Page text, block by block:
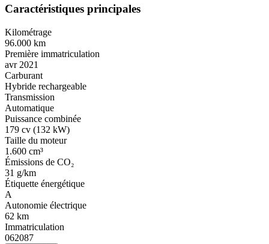
Caractéristiques principales
Kilométrage
96.000 km
Première immatriculation
avr 2021
Carburant
Hybride rechargeable
Transmission
Automatique
Puissance combinée
179 cv (132 kW)
Taille du moteur
1.600 cm³
Émissions de CO₂
31 g/km
Étiquette énergétique
A
Autonomie électrique
62 km
Immatriculation
062087